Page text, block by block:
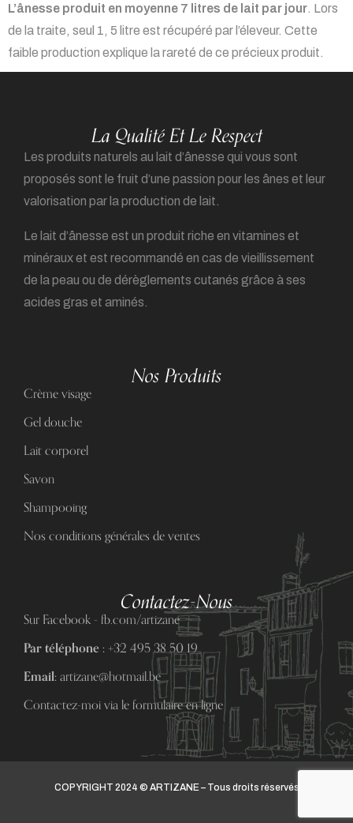
L’ânesse produit en moyenne 7 litres de lait par jour. Lors
de la traite, seul 1, 5 litre est récupéré par l’éleveur. Cette
faible production explique la rareté de ce précieux produit.
La Qualité Et Le Respect
Les produits naturels au lait d’ânesse qui vous sont
proposés sont le fruit d’une passion pour les ânes et leur
valorisation par la production de lait.
Le lait d’ânesse est un produit riche en vitamines et
minéraux et est recommandé en cas de vieillissement
de la peau ou de dérèglements cutanés grâce à ses
acides gras et aminés.
Nos Produits
Crème visage
Gel douche
Lait corporel
Savon
Shampooing
Nos conditions générales de ventes
Contactez-Nous
Sur Facebook - fb.com/artizane
Par téléphone :+32 495 38 50 19
Email:artizane@hotmail.be
Contactez-moi via le formulaire en ligne
COPYRIGHT 2024 © ARTIZANE – Tous droits réservés